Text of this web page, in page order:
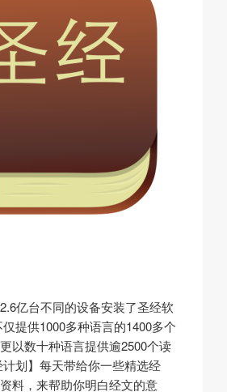
亿台不同的设备安装了圣经软
提供1000多种语言的1400多个
以数十种语言提供逾2500个读
划】每天带给你一些精选经
料，来帮助你明白经文的意